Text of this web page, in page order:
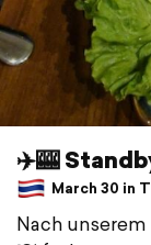
✈️🎰
March 30 in
Nach